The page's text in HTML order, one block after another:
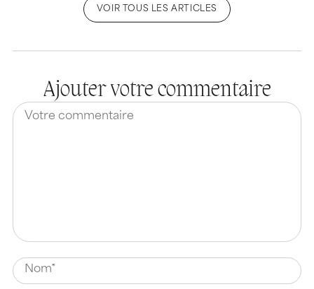
VOIR TOUS LES ARTICLES
Ajouter votre commentaire